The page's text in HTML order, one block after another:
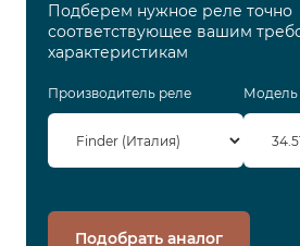
Подберем нужное реле точно
соответствующее вашим
характеристикам
Производитель реле Модель
Подобрать аналог